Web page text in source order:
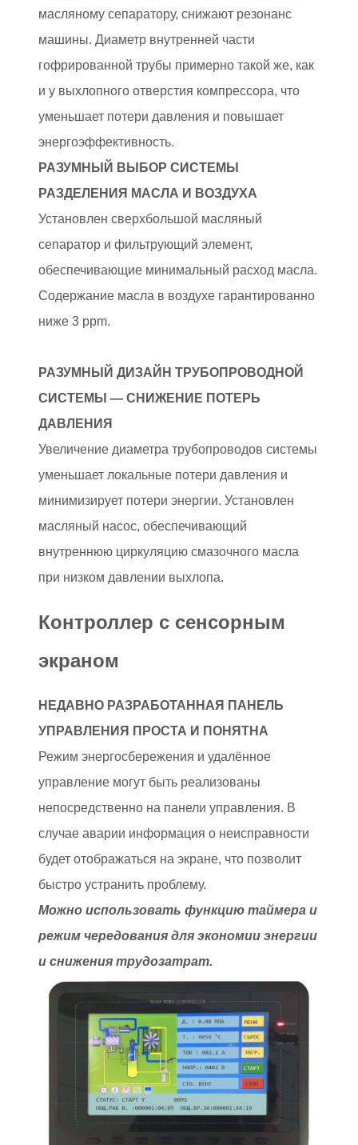
масляному сепаратору, снижают резонанс
машины. Диаметр внутренней части
гофрированной трубы примерно такой же, как
и у выхлопного отверстия компрессора, что
уменьшает потери давления и повышает
энергоэффективность.
РАЗУМНЫЙ ВЫБОР СИСТЕМЫ
РАЗДЕЛЕНИЯ МАСЛА И ВОЗДУХА
Установлен сверхбольшой масляный
сепаратор и фильтрующий элемент,
обеспечивающие минимальный расход масла.
Содержание масла в воздухе гарантированно
ниже 3 ppm.
РАЗУМНЫЙ ДИЗАЙН ТРУБОПРОВОДНОЙ
СИСТЕМЫ — СНИЖЕНИЕ ПОТЕРЬ
ДАВЛЕНИЯ
Увеличение диаметра трубопроводов системы
уменьшает локальные потери давления и
минимизирует потери энергии. Установлен
масляный насос, обеспечивающий
внутреннюю циркуляцию смазочного масла
при низком давлении выхлопа.
Контроллер с сенсорным
экраном
НЕДАВНО РАЗРАБОТАННАЯ ПАНЕЛЬ
УПРАВЛЕНИЯ ПРОСТА И ПОНЯТНА
Режим энергосбережения и удалённое
управление могут быть реализованы
непосредственно на панели управления. В
случае аварии информация о неисправности
будет отображаться на экране, что позволит
быстро устранить проблему.
Можно использовать функцию таймера и
режим чередования для экономии энергии
и снижения трудозатрат.